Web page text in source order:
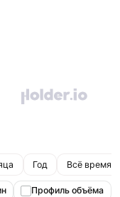
Год Всё время
Профиль объёма